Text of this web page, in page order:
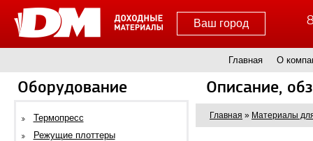
Ваш город
Главная О
Оборудование
Термопресс
Режущие плоттеры
Описание,
Главная » Материалы